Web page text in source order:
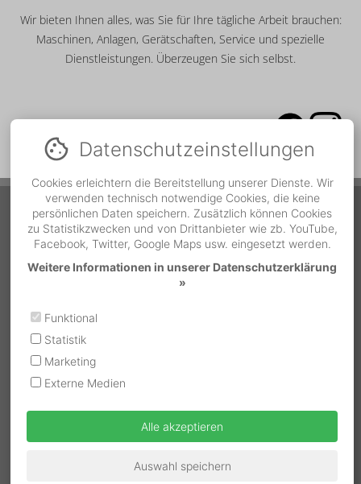
Wir bieten Ihnen alles, was Sie für Ihre tägliche Arbeit brauchen:
Maschinen, Anlagen, Gerätschaften, Service und spezielle
Dienstleistungen. Überzeugen Sie sich selbst.
Service Hotline
Während der Bürozeiten Telefonnummer
MO - DO | 07:00 bis 12:00
Außerhalb der Bürozeiten
Stmk / Ktn / Osttirol
Datenschutz­einstellungen
Cookies erleichtern die Bereitstellung unserer Dienste. Wir
verwenden technisch notwendige Cookies, die keine
persönlichen Daten speichern. Zusätzlich können Cookies
zu Statistikzwecken und von Drittanbieter wie zb. YouTube,
Facebook, Twitter, Google Maps usw. eingesetzt werden.
Weitere Informationen in unserer Datenschutzerklärung
»
Funktional
Statistik
Marketing
Externe Medien
Alle akzeptieren
Auswahl speichern